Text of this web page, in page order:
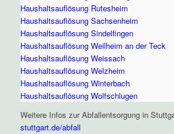
Haushaltsauflösung Rutesheim
Haushaltsauflösung Sachsenheim
Haushaltsauflösung Sindelfingen
Haushaltsauflösung Weilheim an der Teck
Haushaltsauflösung Weissach
Haushaltsauflösung Welzheim
Haushaltsauflösung Winterbach
Haushaltsauflösung Wolfschlugen
Weitere Infos zur Abfallentsorgung in
stuttgart.de/abfall